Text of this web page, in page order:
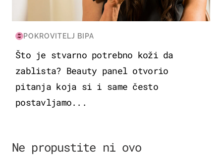
POKROVITELJ BIPA
Što je stvarno potrebno koži da
zablista? Beauty panel otvorio
pitanja koja si i same često
postavljamo...
Ne propustite ni ovo